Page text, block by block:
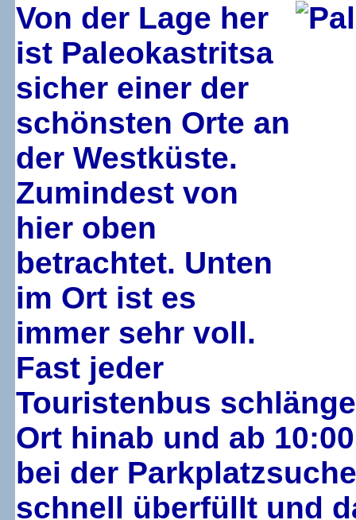
Von der Lage her
ist Paleokastritsa
sicher einer der
schönsten Orte an
der Westküste.
Zumindest von
hier oben
betrachtet. Unten
im Ort ist es
immer sehr voll.
Fast jeder
Touristenbus
Ort hinab und ab
bei der
schnell überfüllt und